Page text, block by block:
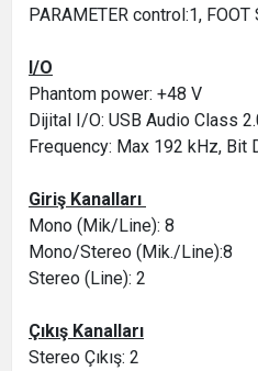
PARAMETER control:1,
I/O
Phantom power: +48 V
Dijital I/O: USB Audio Class
Frequency: Max 192 kHz, Bit
Giriş Kanalları
Mono (Mik/Line): 8
Mono/Stereo (Mik./Line):8
Stereo (Line): 2
Çıkış Kanalları
Stereo Çıkış: 2